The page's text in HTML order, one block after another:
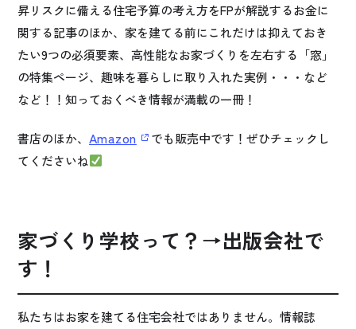
昇リスクに備える住宅予算の考え方をFPが解説するお金に
関する記事のほか、家を建てる前にこれだけは抑えておき
たい9つの必須要素、高性能なお家づくりを左右する「窓」
の特集ページ、趣味を暮らしに取り入れた実例・・・など
など！！知っておくべき情報が満載の一冊！
書店のほか、 Amazon
でも販売中です！ぜひチェックし
てくださいね
家づくり学校って？→出版会社で
す！
私たちはお家を建てる住宅会社ではありません。情報誌